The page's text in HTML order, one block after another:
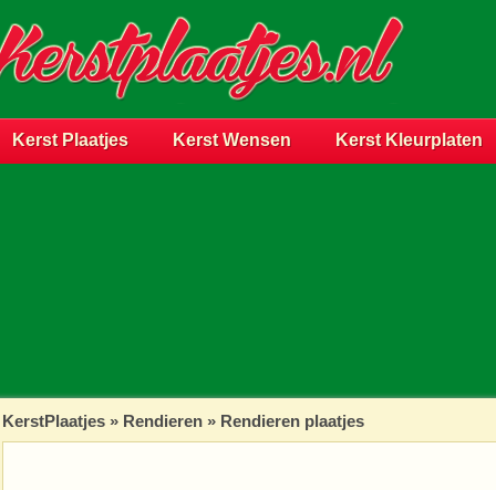
Kerst Plaatjes Kerst Wensen Kerst Kleurplaten
KerstPlaatjes » Rendieren » Rendieren plaatjes